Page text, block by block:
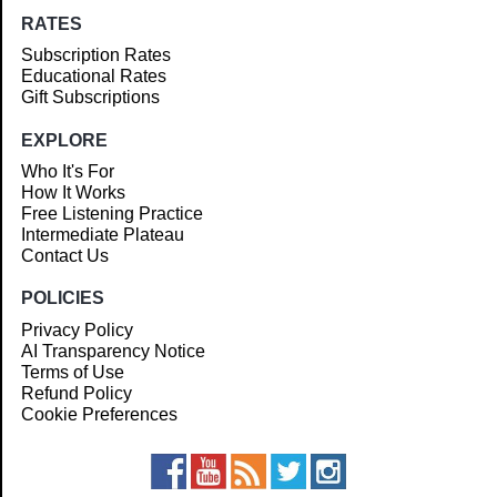
RATES
Subscription Rates
Educational Rates
Gift Subscriptions
EXPLORE
Who It's For
How It Works
Free Listening Practice
Intermediate Plateau
Contact Us
POLICIES
Privacy Policy
AI Transparency Notice
Terms of Use
Refund Policy
Cookie Preferences